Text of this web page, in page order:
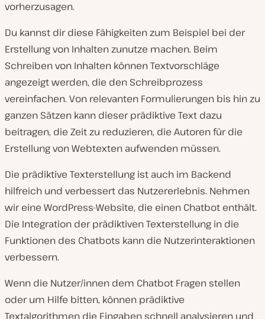
vorherzusagen.
Du kannst dir diese Fähigkeiten zum Beispiel bei der
Erstellung von Inhalten zunutze machen. Beim
Schreiben von Inhalten können Textvorschläge
angezeigt werden, die den Schreibprozess
vereinfachen. Von relevanten Formulierungen bis hin zu
ganzen Sätzen kann dieser prädiktive Text dazu
beitragen, die Zeit zu reduzieren, die Autoren für die
Erstellung von Webtexten aufwenden müssen.
Die prädiktive Texterstellung ist auch im Backend
hilfreich und verbessert das Nutzererlebnis. Nehmen
wir eine WordPress-Website, die einen Chatbot enthält.
Die Integration der prädiktiven Texterstellung in die
Funktionen des Chatbots kann die Nutzerinteraktionen
verbessern.
Wenn die Nutzer/innen dem Chatbot Fragen stellen
oder um Hilfe bitten, können prädiktive
Textalgorithmen die Eingaben schnell analysieren und